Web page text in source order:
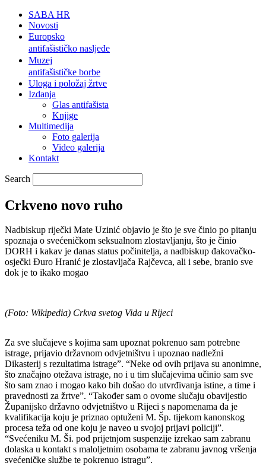
SABA HR
Novosti
Europsko
antifašističko nasljeđe
Muzej
antifašističke borbe
Uloga i položaj žrtve
Izdanja
Glas antifašista
Knjige
Multimedija
Foto galerija
Video galerija
Kontakt
Search
Crkveno novo ruho
Nadbiskup riječki Mate Uzinić objavio je što je sve činio po pitanju
spoznaja o svećeničkom seksualnom zlostavljanju, što je činio
DORH i kakav je danas status počinitelja, a nadbiskup đakovačko-
osječki Đuro Hranić je zlostavljača Rajčevca, ali i sebe, branio sve
dok je to ikako mogao
(Foto: Wikipedia) Crkva svetog Vida u Rijeci
Za sve slučajeve s kojima sam upoznat pokrenuo sam potrebne
istrage, prijavio državnom odvjetništvu i upoznao nadležni
Dikasterij s rezultatima istrage”. “Neke od ovih prijava su anonimne,
što značajno otežava istrage, no i u tim slučajevima učinio sam sve
što sam znao i mogao kako bih došao do utvrđivanja istine, a time i
pravednosti za žrtve”. “Također sam o ovome slučaju obavijestio
Županijsko državno odvjetništvo u Rijeci s napomenama da je
kvalifikacija koju je priznao optuženi M. Šp. tijekom kanonskog
procesa teža od one koju je naveo u svojoj prijavi policiji”.
“Svećeniku M. Ši. pod prijetnjom suspenzije izrekao sam zabranu
dolaska u kontakt s maloljetnim osobama te zabranu javnog vršenja
svećeničke službe te pokrenuo istragu”.